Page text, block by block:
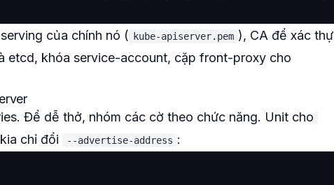
của chính nó ( kube-apiserver.pem ), CA để xác
etcd, khóa service-account, cặp front-proxy cho
Để dễ thở, nhóm các cờ theo chức năng. Unit cho
chỉ đổi --advertise-address :